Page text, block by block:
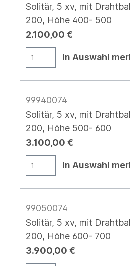
Solitär, 5 xv, mit
200, Höhe 400- 500
2.100,00 €
In Auswahl
99940074
Solitär, 5 xv, mit
200, Höhe 500- 600
3.100,00 €
In Auswahl
99050074
Solitär, 5 xv, mit
200, Höhe 600- 700
3.900,00 €